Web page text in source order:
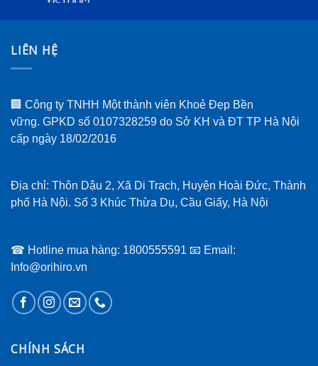
LIÊN HỆ
🏢 Công ty TNHH Một thành viên Khoẻ Đẹp Bền
vững. GPKD số 0107328259 do Sở KH và ĐT TP Hà Nội
cấp ngày 18/02/2016
Địa chỉ: Thôn Dậu 2, Xã Di Trạch, Huyện Hoài Đức, Thành
phố Hà Nội. Số 3 Khúc Thừa Dụ, Cầu Giấy, Hà Nội
☎ Hotline mua hàng: 1800555591 📧 Email:
Info@orihiro.vn
CHÍNH SÁCH